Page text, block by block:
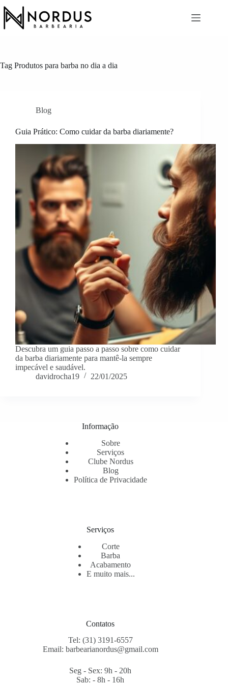
para
conteúdo
Tag Produtos para barba no dia a dia
Blog
Guia Prático: Como cuidar da barba diariamente?
Descubra um guia passo a passo sobre como cuidar
da barba diariamente para mantê-la sempre
impecável e saudável.
davidrocha19
22/01/2025
Informação
Sobre
Serviços
Clube Nordus
Blog
Política de Privacidade
Serviços
Corte
Barba
Acabamento
E muito mais...
Contatos
Tel: (31) 3191-6557
Email: barbearianordus@gmail.com
Seg - Sex: 9h - 20h
Sab: - 8h - 16h